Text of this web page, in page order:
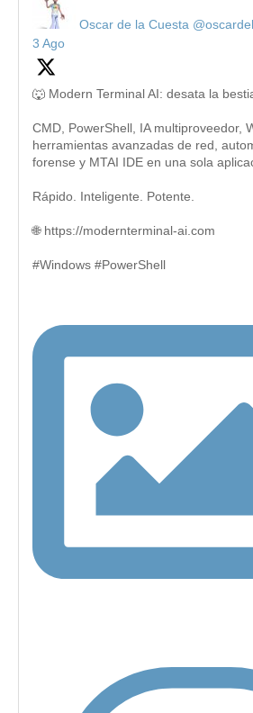
Oscar de la Cuesta
3 Ago
🐺 Modern Terminal AI: desata la
CMD, PowerShell, IA multiproveedor,
herramientas avanzadas de red,
forense y MTAI IDE en una sola
Rápido. Inteligente. Potente.
🌐 https://modernterminal-ai.com
#Windows #PowerShell